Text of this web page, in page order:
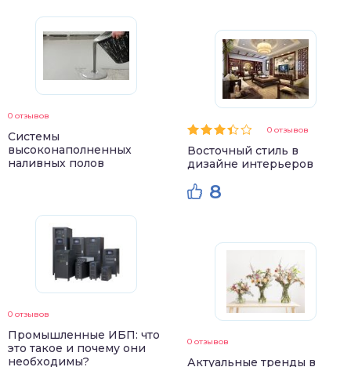
0 отзывов
Системы
высоконаполненных
наливных полов
0 отзывов
Промышленные ИБП: что
это такое и почему они
необходимы?
0 отзывов
Восточный стиль в
дизайне интерьеров
8
0 отзывов
Актуальные тренды в